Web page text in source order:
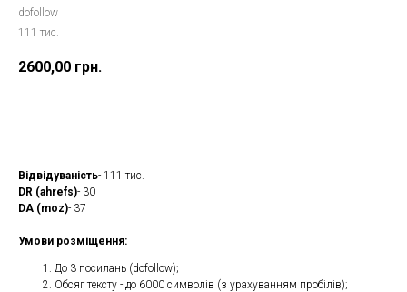
dofollow
111 тис.
2600,00 грн.
Відвідуваність- 111 тис.
DR (ahrefs)- 30
DA (moz)- 37
Умови розміщення:
До 3 посилань (dofollow);
Обсяг тексту - до 6000 символів (з урахуванням пробілів);